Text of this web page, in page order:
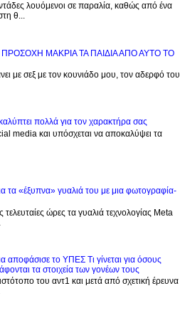
λουόμενοι σε παραλία, καθώς από ένα
θ...
- ΠΡΟΣΟΧΗ ΜΑΚΡΙΑ ΤΑ ΠΑΙΔΙΑ ΑΠΟ ΑΥΤΟ ΤΟ
με σεξ με τον κουνιάδο μου, τον αδερφό του
πολλά για τον χαρακτήρα σας
media και υπόσχεται να αποκαλύψει τα
τα «έξυπνα» γυαλιά του με μια φωτογραφία-
ώρες τα γυαλιά τεχνολογίας Meta
αποφάσισε το ΥΠΕΣ Τι γίνεται για όσους
τα στοιχεία των γονέων τους
του αντ1 και μετά από σχετική έρευνα